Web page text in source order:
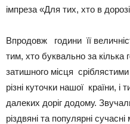
імпреза «Для тих, хто в
Впродовж години її
тим, хто буквально за кілька
затишного місця
різні куточки нашої країни,
далеких доріг додому.
різдвяні та популярні